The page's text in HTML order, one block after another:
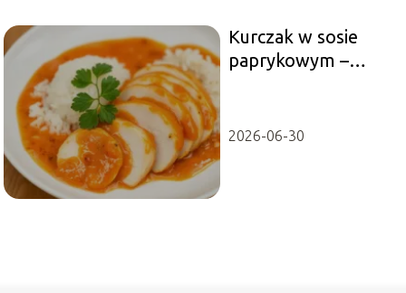
Kurczak w sosie
paprykowym –
2026-06-30